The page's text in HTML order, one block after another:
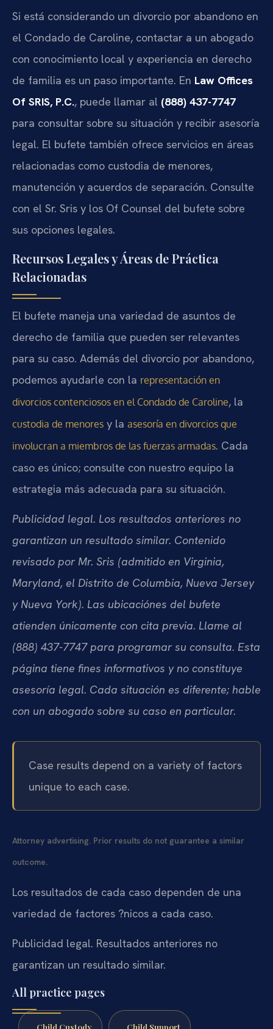
Si está considerando un divorcio por abandono en
el Condado de Caroline, contactar a un abogado
con conocimiento local y experiencia en derecho
de familia es un paso importante. En Law Offices
Of SRIS, P.C., puede llamar al (888) 437-7747
para consultar sobre su situación y recibir asesoría
legal. El bufete también ofrece servicios en áreas
relacionadas como custodia de menores,
manutención y acuerdos de separación. Consulte
con el Sr. Sris y los Of Counsel del bufete sobre
sus opciones legales.
Recursos Legales y Áreas de Práctica
Relacionadas
El bufete maneja una variedad de asuntos de
derecho de familia que pueden ser relevantes
para su caso. Además del divorcio por abandono,
podemos ayudarle con la representación en
divorcios contenciosos en el Condado de Caroline, la
custodia de menores y la asesoría en divorcios que
involucran a miembros de las fuerzas armadas. Cada
caso es único; consulte con nuestro equipo la
estrategia más adecuada para su situación.
Publicidad legal. Los resultados anteriores no
garantizan un resultado similar. Contenido
revisado por Mr. Sris (admitido en Virginia,
Maryland, el Distrito de Columbia, Nueva Jersey
y Nueva York). Las ubicaciónes del bufete
atienden únicamente con cita previa. Llame al
(888) 437-7747 para programar su consulta. Esta
página tiene fines informativos y no constituye
asesoría legal. Cada situación es diferente; hable
con un abogado sobre su caso en particular.
Case results depend on a variety of factors
unique to each case.
Attorney advertising. Prior results do not guarantee a similar
outcome.
Los resultados de cada caso dependen de una
variedad de factores ?nicos a cada caso.
Publicidad legal. Resultados anteriores no
garantizan un resultado similar.
All practice pages
Child Custody Child Support